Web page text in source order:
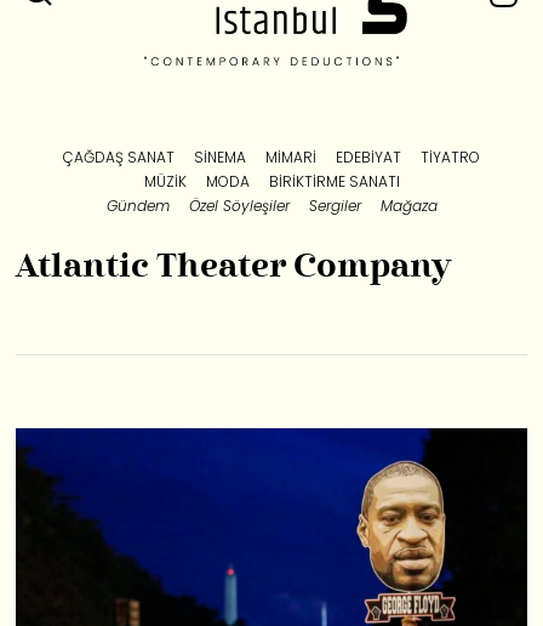
ÇAĞDAŞ SANAT SINEMA MIMARI EDEBIYAT
TIYATRO
MÜZIK
MODA
BIRIKTIRME SANATI
Gündem
Özel Söyleşiler Sergiler Mağaza
Atlantic Theater Company